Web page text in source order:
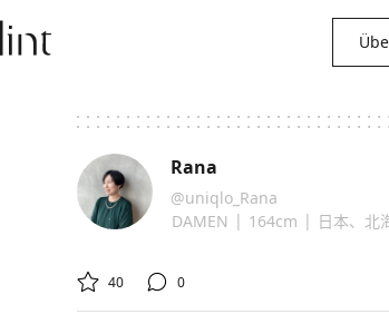
Rana
@uniqlo_Rana
DAMEN | 164cm |
 40  0